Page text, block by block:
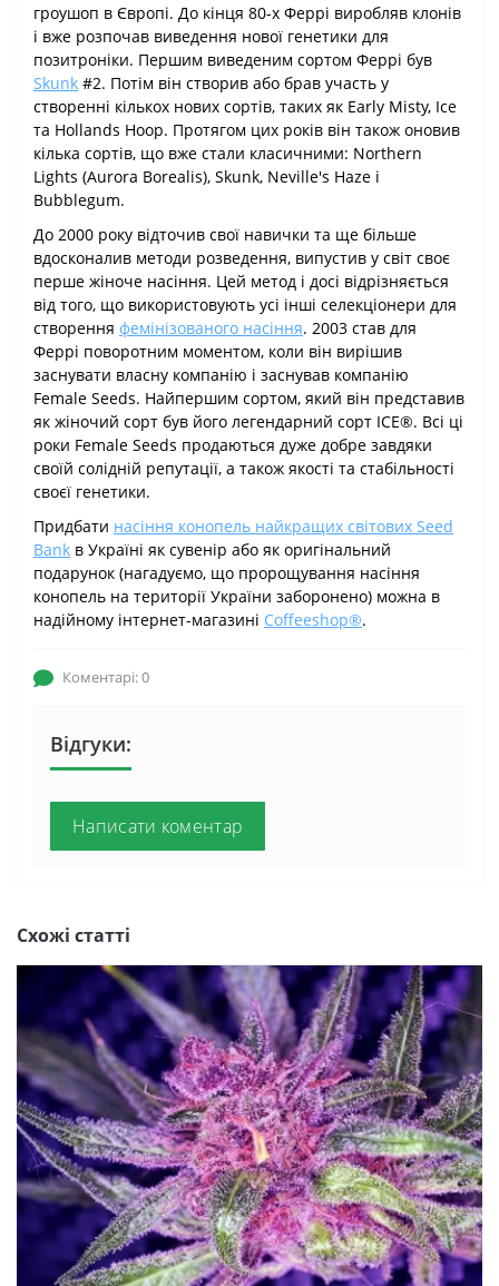
гроушоп в Європі. До кінця 80-х Феррі виробляв клонів
і вже розпочав виведення нової генетики для
позитроніки. Першим виведеним сортом Феррі був
Skunk #2. Потім він створив або брав участь у
створенні кількох нових сортів, таких як Early Misty, Ice
та Hollands Hoop. Протягом цих років він також оновив
кілька сортів, що вже стали класичними: Northern
Lights (Aurora Borealis), Skunk, Neville's Haze і
Bubblegum.
До 2000 року відточив свої навички та ще більше
вдосконалив методи розведення, випустив у світ своє
перше жіноче насіння. Цей метод і досі відрізняється
від того, що використовують усі інші селекціонери для
створення фемінізованого насіння. 2003 став для
Феррі поворотним моментом, коли він вирішив
заснувати власну компанію і заснував компанію
Female Seeds. Найпершим сортом, який він представив
як жіночий сорт був його легендарний сорт ICE®. Всі ці
роки Female Seeds продаються дуже добре завдяки
своїй солідній репутації, а також якості та стабільності
своєї генетики.
Придбати насіння конопель найкращих світових Seed
Bank в Україні як сувенір або як оригінальний
подарунок (нагадуємо, що пророщування насіння
конопель на території України заборонено) можна в
надійному інтернет-магазині Coffeeshop®.
Коментарі: 0
Відгуки:
Написати коментар
Схожі статті